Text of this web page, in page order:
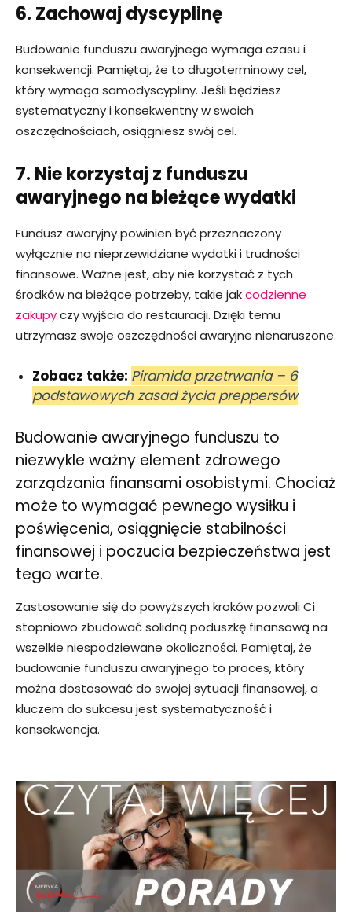
6. Zachowaj dyscyplinę
Budowanie funduszu awaryjnego wymaga czasu i
konsekwencji. Pamiętaj, że to długoterminowy cel,
który wymaga samodyscypliny. Jeśli będziesz
systematyczny i konsekwentny w swoich
oszczędnościach, osiągniesz swój cel.
7. Nie korzystaj z funduszu
awaryjnego na bieżące wydatki
Fundusz awaryjny powinien być przeznaczony
wyłącznie na nieprzewidziane wydatki i trudności
finansowe. Ważne jest, aby nie korzystać z tych
środków na bieżące potrzeby, takie jakcodzienne
zakupyczy wyjścia do restauracji. Dzięki temu
utrzymasz swoje oszczędności awaryjne nienaruszone.
Zobacz także: Piramida przetrwania – 6
podstawowych zasad życia preppersów
Budowanie awaryjnego funduszu to
niezwykle ważny element zdrowego
zarządzania finansami osobistymi. Chociaż
może to wymagać pewnego wysiłku i
poświęcenia, osiągnięcie stabilności
finansowej i poczucia bezpieczeństwa jest
tego warte.
Zastosowanie się do powyższych kroków pozwoli Ci
stopniowo zbudować solidną poduszkę finansową na
wszelkie niespodziewane okoliczności. Pamiętaj, że
budowanie funduszu awaryjnego to proces, który
można dostosować do swojej sytuacji finansowej, a
kluczem do sukcesu jest systematyczność i
konsekwencja.